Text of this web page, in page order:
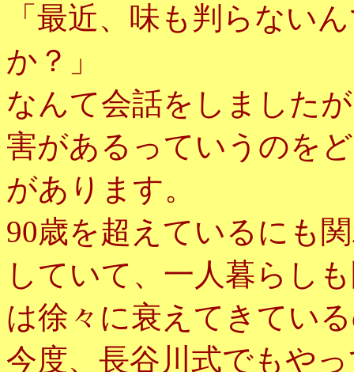
「最近、味も判らない
か？」
なんて会話をしました
害があるっていうのを
があります。
90歳を超えているにも
していて、一人暮らし
は徐々に衰えてきてい
今度、長谷川式でもや